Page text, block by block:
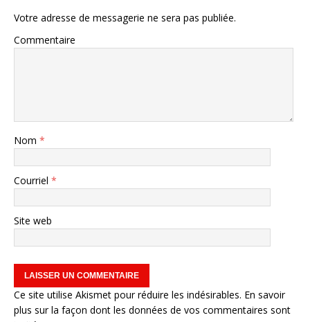
Votre adresse de messagerie ne sera pas publiée.
Commentaire
Nom *
Courriel *
Site web
Ce site utilise Akismet pour réduire les indésirables. En savoir
plus sur la façon dont les données de vos commentaires sont